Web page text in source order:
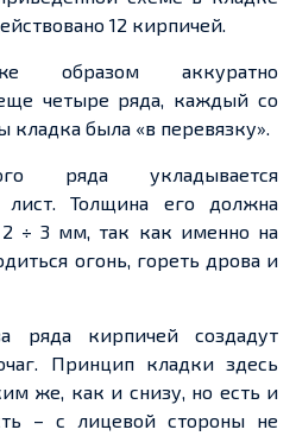
12 кирпичей.
образом аккуратно
четыре ряда, каждый со
кладка была «в перевязку».
ряда укладывается
лист. Толщина его должна
÷ 3 мм, так как именно на
огонь, гореть дрова и
ряда кирпичей создадут
Принцип кладки здесь
же, как и снизу, но есть и
– с лицевой стороны не